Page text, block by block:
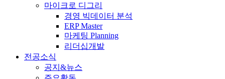
마이크로 디그리
경영 빅데이터 분석
ERP Master
마케팅 Planning
리더십개발
전공소식
공지&뉴스